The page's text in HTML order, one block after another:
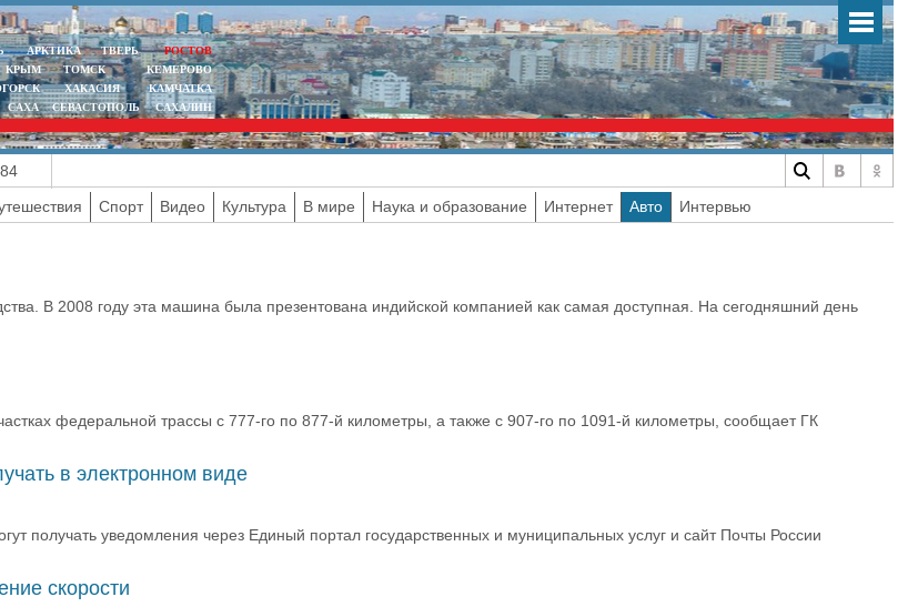
АРКТИКА ТВЕРЬ
РОСТОВ
КРЫМ ТОМСК
КЕМЕРОВО
ХАКАСИЯ
КАМЧАТКА
САХА СЕВАСТОПОЛЬ САХАЛИН
Спорт Видео Культура В мире Наука и образование Интернет Авто Интервью
В 2008 году эта машина была презентована индийской компанией как самая доступная. На сегодняшний день
федеральной трассы с 777-го по 877-й километры, а также с 907-го по 1091-й километры, сообщает ГК
в электронном виде
получать уведомления через Единый портал государственных и муниципальных услуг и сайт Почты России
скорости